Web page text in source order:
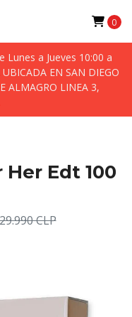
Lunes a Jueves 10:00 a
EN SAN DIEGO
ALMAGRO LINEA 3,
0
Edt 100
CLP